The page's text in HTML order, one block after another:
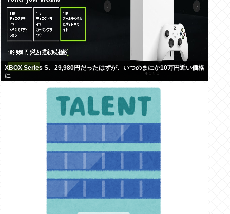
XBOX Series S、29,980円だったはずが、いつのまにか10万円近い価格
に